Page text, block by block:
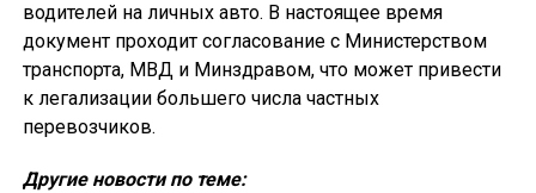
водителей на личных авто. В настоящее время
документ проходит согласование с Министерством
транспорта, МВД и Минздравом, что может привести
к легализации большего числа частных
перевозчиков.
Другие новости по теме: